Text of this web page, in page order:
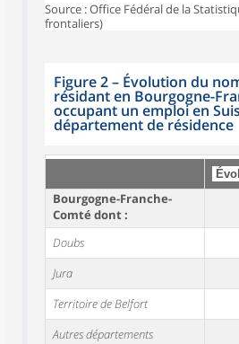
Source : Office Fédéral de la
frontaliers)
Figure 2– Évolution du
résidant en Bourgogne-
occupant un emploi en
département de résidence
Bourgogne-Franche-
Comté dont :
Doubs
Jura
Territoire de Belfort
Autres départements